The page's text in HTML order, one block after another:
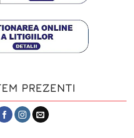
PREZENTI